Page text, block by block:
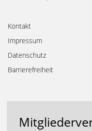
Kontakt
Impressum
Datenschutz
Barrierefreiheit